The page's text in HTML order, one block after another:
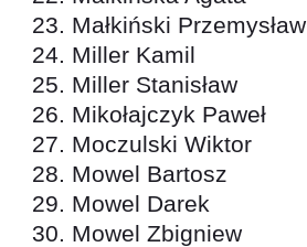
Małkiński Przemysław
Miller Kamil
Miller Stanisław
Mikołajczyk Paweł
Moczulski Wiktor
Mowel Bartosz
Mowel Darek
Mowel Zbigniew